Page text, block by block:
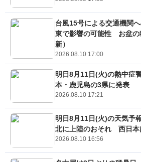
台風15号による交通機関
東で影響の可能性 お盆の
新）
2026.08.10 17:00
明日8月11日(火)の熱中
本・鹿児島の3県に発表
2026.08.10 17:21
明日8月11日(火)の天気
北に上陸のおそれ 西日本
2026.08.10 16:56